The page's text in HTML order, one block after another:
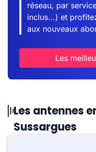
réseau, par
inclus...) et
aux nouveaux
Les
Les antennes
Sussargues